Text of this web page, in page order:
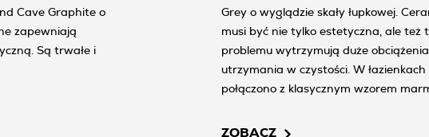
Cave Graphite o
zapewniają
Są trwałe i
Grey o wyglądzie skały łupkowej.
musi być nie tylko estetyczna, ale też
problemu wytrzymują duże
utrzymania w czystości. W łazienkach dla klientów Grad Cave
połączono z klasycznym wzorem
ZOBACZ